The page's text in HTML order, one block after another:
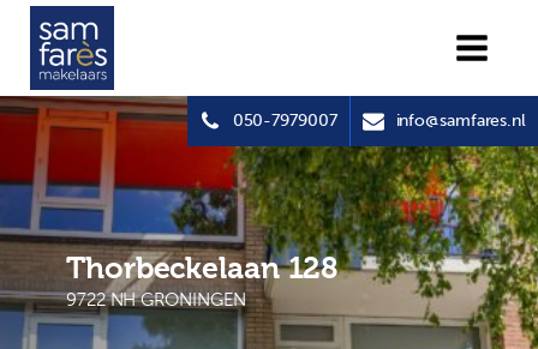
050-7979007 info@samfares.nl
Thorbeckelaan 128
9722 NH GRONINGEN